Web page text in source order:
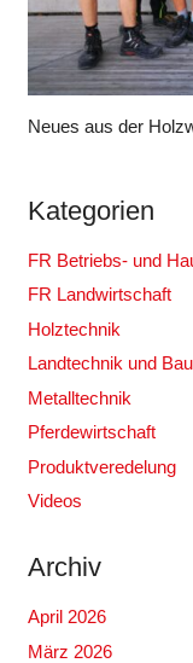
Neues aus der
Kategorien
FR Betriebs- und
FR Landwirtschaft
Holztechnik
Landtechnik und
Metalltechnik
Pferdewirtschaft
Produktveredelung
Videos
Archiv
April 2026
März 2026